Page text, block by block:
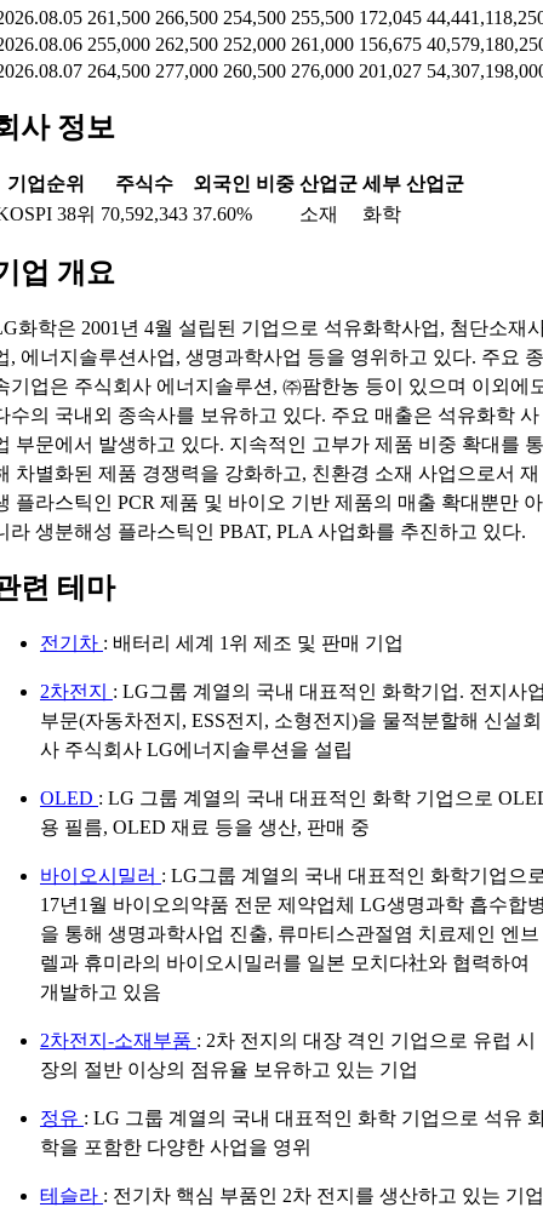
261,500 266,500 254,500 255,500 172,045
255,000 262,500 252,000 261,000 156,675
264,500 277,000 260,500 276,000 201,027
사 정보
기업순위 주식수 외국인 비중 산업군 세부 산업군
38위 70,592,343 37.60% 소재 화학
업 개요
화학은 2001년 4월 설립된 기업으로 석유화학사업, 첨단소재
, 에너지솔루션사업, 생명과학사업 등을 영위하고 있다. 주요 종
기업은 주식회사 에너지솔루션, ㈜팜한농 등이 있으며 이외에
수의 국내외 종속사를 보유하고 있다. 주요 매출은 석유화학 사
부문에서 발생하고 있다. 지속적인 고부가 제품 비중 확대를 통
차별화된 제품 경쟁력을 강화하고, 친환경 소재 사업으로서 재
플라스틱인 PCR 제품 및 바이오 기반 제품의 매출 확대뿐만 아
라 생분해성 플라스틱인 PBAT, PLA 사업화를 추진하고 있다.
련 테마
전기차 : 배터리 세계 1위 제조 및 판매 기업
2차전지 : LG그룹 계열의 국내 대표적인 화학기업. 전지사
부문(자동차전지, ESS전지, 소형전지)을 물적분할해 신설회
사 주식회사 LG에너지솔루션을 설립
OLED : LG 그룹 계열의 국내 대표적인 화학 기업으로
용 필름, OLED 재료 등을 생산, 판매 중
바이오시밀러 : LG그룹 계열의 국내 대표적인 화학기업으
17년1월 바이오의약품 전문 제약업체 LG생명과학 흡수합
을 통해 생명과학사업 진출, 류마티스관절염 치료제인 엔브
렐과 휴미라의 바이오시밀러를 일본 모치다社와 협력하여
개발하고 있음
2차전지-소재부품 : 2차 전지의 대장 격인 기업으로 유럽 시
장의 절반 이상의 점유율 보유하고 있는 기업
정유 : LG 그룹 계열의 국내 대표적인 화학 기업으로 석유
학을 포함한 다양한 사업을 영위
테슬라 : 전기차 핵심 부품인 2차 전지를 생산하고 있는 기업